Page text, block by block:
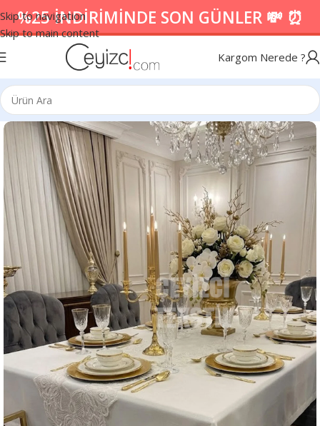
Skip to navigation
Skip to main content
%25 İNDİRİMİNDE SON GÜNLER 💸 ⏰
Kargom Nerede ?